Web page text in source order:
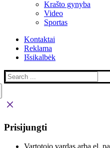
Krašto gynyba
Video
Sportas
Kontaktai
Reklama
Išsikalbėk
Prisijungti